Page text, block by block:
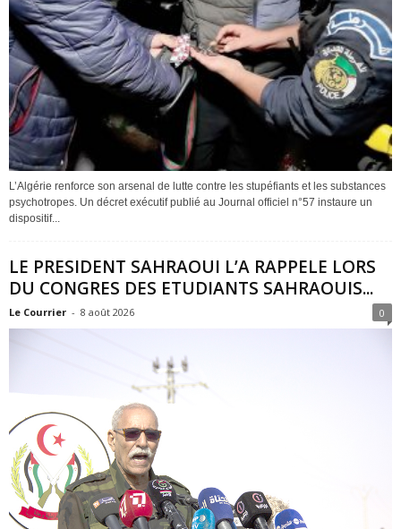
L’Algérie renforce son arsenal de lutte contre les stupéfiants et les substances
psychotropes. Un décret exécutif publié au Journal officiel n°57 instaure un
dispositif...
LE PRESIDENT SAHRAOUI L’A RAPPELE LORS
DU CONGRES DES ETUDIANTS SAHRAOUIS...
Le Courrier - 8 août 2026 0